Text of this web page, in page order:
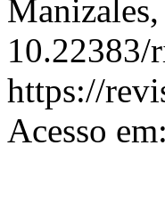
https://
Acesso